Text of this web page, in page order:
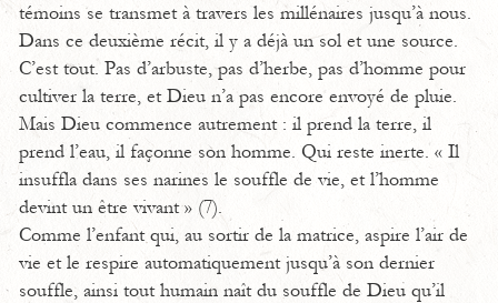
témoins se transmet à travers les millénaires jusqu’à nous.
Dans ce deuxième récit, il y a déjà un sol et une source.
C’est tout. Pas d’arbuste, pas d’herbe, pas d’homme pour
cultiver la terre, et Dieu n’a pas encore envoyé de pluie.
Mais Dieu commence autrement : il prend la terre, il
prend l’eau, il façonne son homme. Qui reste inerte. « Il
insuffla dans ses narines le souffle de vie, et l’homme
devint un être vivant » (7).
Comme l’enfant qui, au sortir de la matrice, aspire l’air de
vie et le respire automatiquement jusqu’à son dernier
souffle, ainsi tout humain naît du souffle de Dieu qu’il